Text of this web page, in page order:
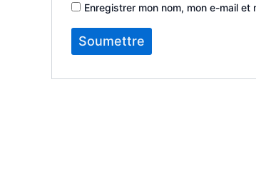
Enregistrer mon nom, mon e-mail